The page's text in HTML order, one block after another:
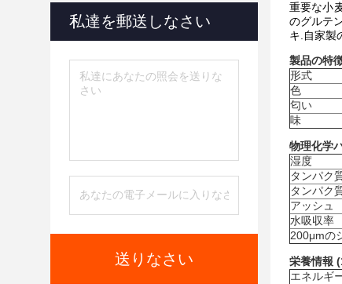
私達を郵送しなさい
送りなさい
重要な小
のグルテ
キ.自家製
製品の特
形式
色
匂い
味
物理化学
湿度
タンパク
タンパク
アッシュ
水吸収率
200μmの
栄養情報
エネルギ